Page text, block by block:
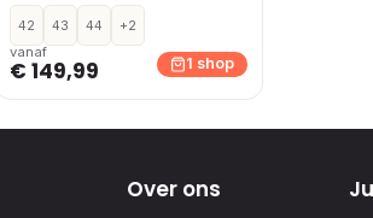
42 43 44
+2
vanaf
€ 149,99 1 shop
Over ons